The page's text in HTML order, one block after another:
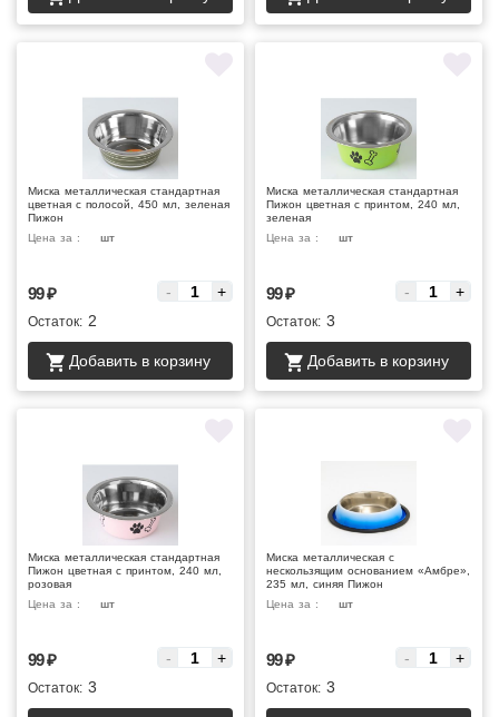
Миска металлическая стандартная
цветная с полосой, 450 мл, зеленая
Пижон
Цена за :
шт
99₽ - +
Остаток: 2
Добавить в корзину
Миска металлическая стандартная
Пижон цветная с принтом, 240 мл,
зеленая
Цена за :
шт
99₽ - +
Остаток: 3
Добавить в корзину
Миска металлическая стандартная
Пижон цветная с принтом, 240 мл,
розовая
Цена за :
шт
99₽ - +
Остаток: 3
Миска металлическая с
нескользящим основанием «Амбре»,
235 мл, синяя Пижон
Цена за :
шт
99₽ - +
Остаток: 3